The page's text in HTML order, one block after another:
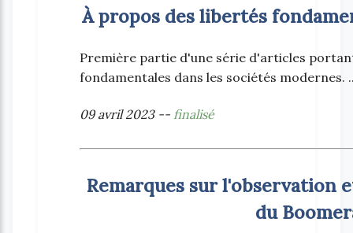
À propos des libertés
Première partie d'une série d'articles
fondamentales dans les sociétés modernes.
09 avril 2023 -- finalisé
Remarques sur l'observation
du